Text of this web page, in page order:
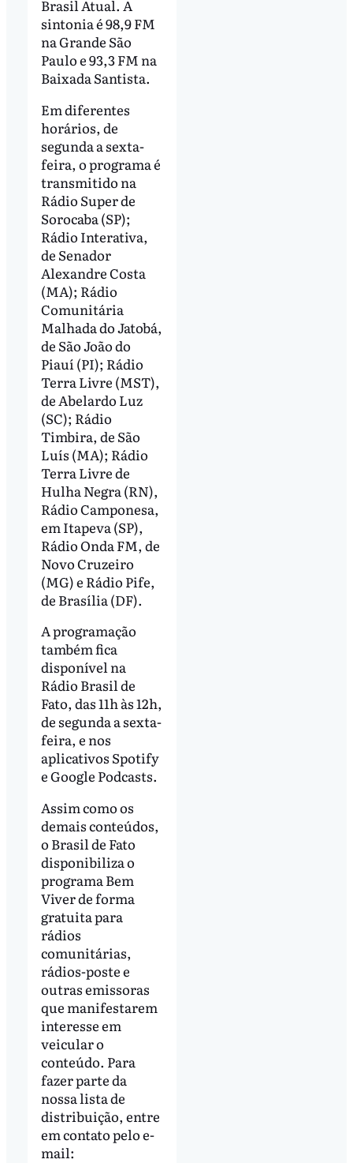
Brasil Atual. A
sintonia é 98,9 FM
na Grande São
Paulo e 93,3 FM na
Baixada Santista.
Em diferentes
horários, de
segunda a sexta-
feira, o programa é
transmitido na
Rádio Super de
Sorocaba (SP);
Rádio Interativa,
de Senador
Alexandre Costa
(MA); Rádio
Comunitária
Malhada do Jatobá,
de São João do
Piauí (PI); Rádio
Terra Livre (MST),
de Abelardo Luz
(SC); Rádio
Timbira, de São
Luís (MA); Rádio
Terra Livre de
Hulha Negra (RN),
Rádio Camponesa,
em Itapeva (SP),
Rádio Onda FM, de
Novo Cruzeiro
(MG) e Rádio Pife,
de Brasília (DF).
A programação
também fica
disponível na
Rádio Brasil de
Fato, das 11h às 12h,
de segunda a sexta-
feira, e nos
aplicativos Spotify
e Google Podcasts.
Assim como os
demais conteúdos,
o Brasil de Fato
disponibiliza o
programa Bem
Viver de forma
gratuita para
rádios
comunitárias,
rádios-poste e
outras emissoras
que manifestarem
interesse em
veicular o
conteúdo. Para
fazer parte da
nossa lista de
distribuição, entre
em contato pelo e-
mail: